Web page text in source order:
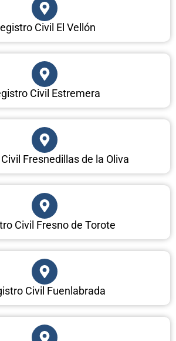
Civil El Vellón
Civil Estremera
Fresnedillas de la Oliva
Civil Fresno de Torote
Civil Fuenlabrada